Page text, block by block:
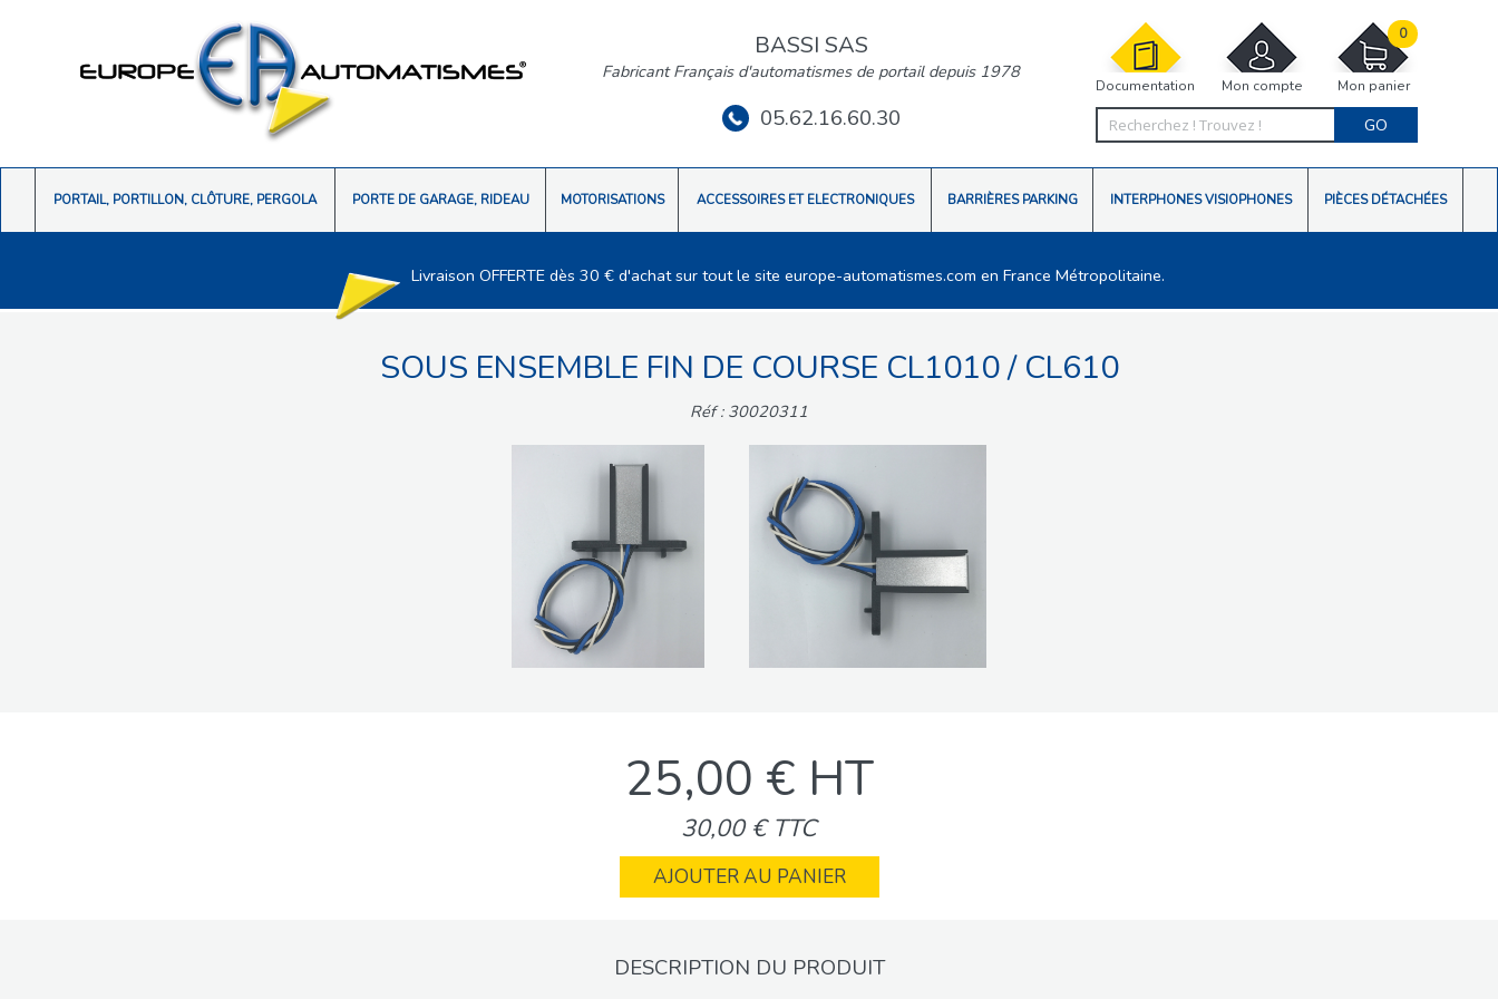
Documentation Mon compte Mon panier
0
GO
BASSI SAS
Fabricant Français d'automatismes de portail depuis 1978
05.62.16.60.30
PORTAIL, PORTILLON, CLÔTURE, PERGOLA PORTE DE GARAGE, RIDEAU MOTORISATIONS ACCESSOIRES ET ELECTRONIQUES BARRIÈRES PARKING INTERPHONES VISIOPHONES PIÈCES DÉTACHÉES
Livraison OFFERTE dès 30 € d'achat sur tout le site europe-automatismes.com en France Métropolitaine.
SOUS ENSEMBLE FIN DE COURSE CL1010 / CL610
Réf : 30020311
25,00 € HT
30,00 € TTC
AJOUTER AU PANIER
DESCRIPTION DU PRODUIT